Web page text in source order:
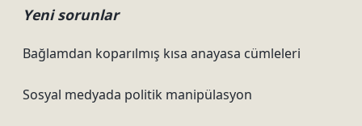
Yeni sorunlar
Bağlamdan koparılmış kısa anayasa cümleleri
Sosyal medyada politik manipülasyon